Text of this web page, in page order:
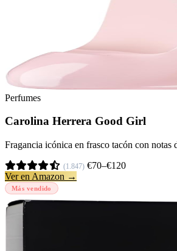
Perfumes
Carolina Herrera Good Girl
Fragancia icónica en frasco tacón con notas
(1.847) €70–€120
Ver en Amazon →
Más vendido